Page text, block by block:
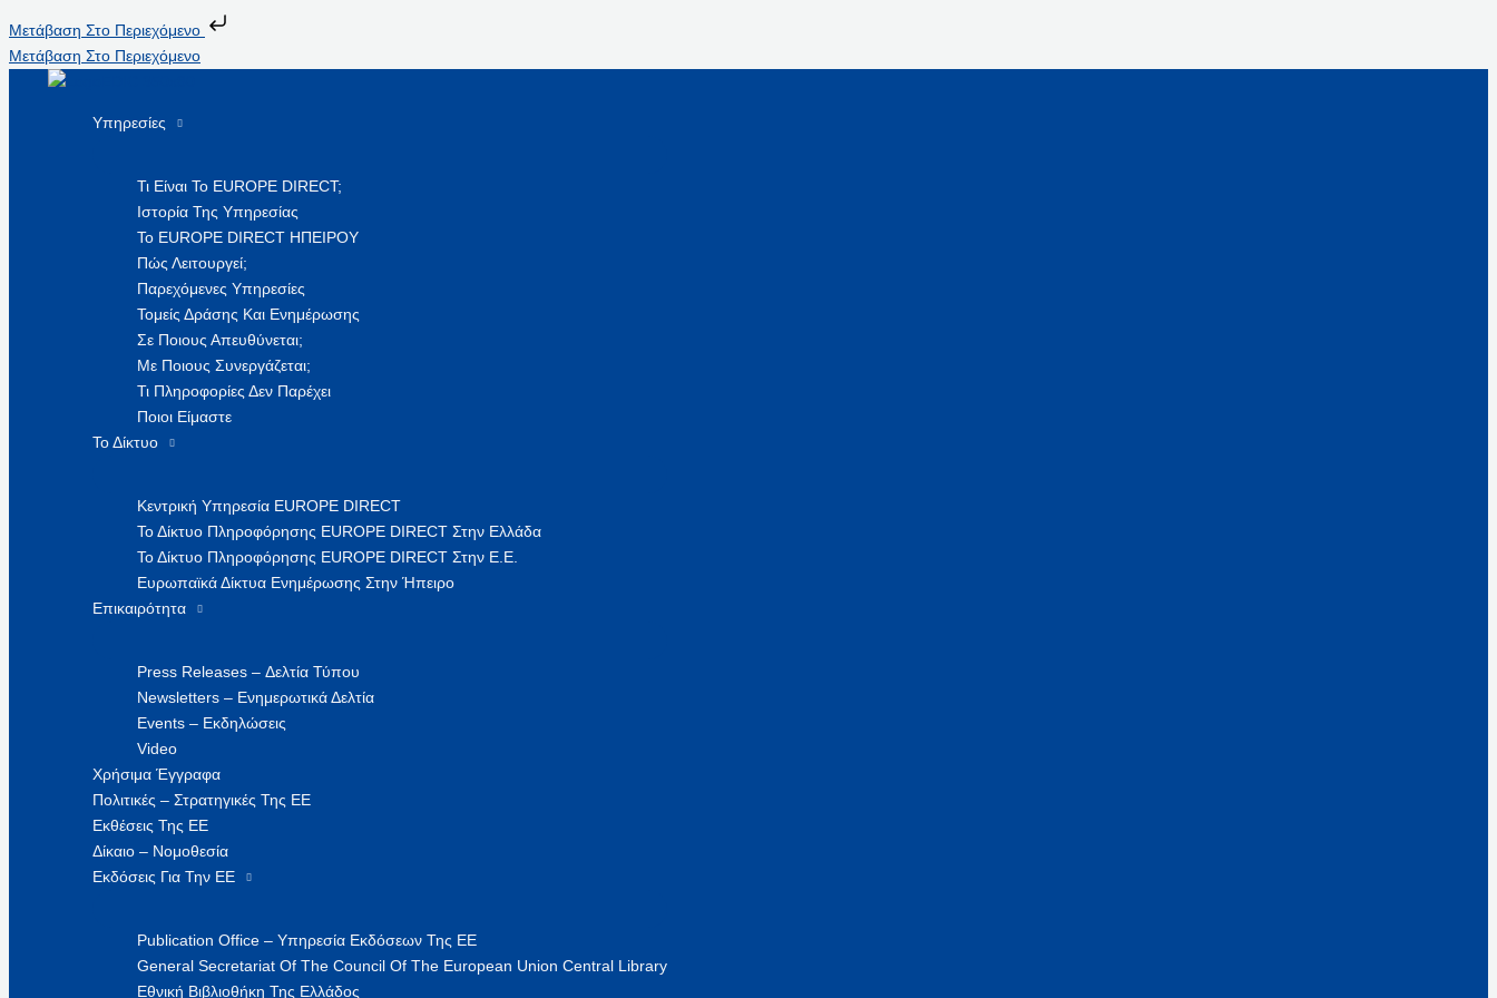
Μετάβαση Στο Περιεχόμενο
Μετάβαση Στο Περιεχόμενο
Υπηρεσίες
Τι Είναι Το EUROPE DIRECT;
Ιστορία Της Υπηρεσίας
Το EUROPE DIRECT ΗΠΕΙΡΟΥ
Πώς Λειτουργεί;
Παρεχόμενες Υπηρεσίες
Τομείς Δράσης Και Ενημέρωσης
Σε Ποιους Απευθύνεται;
Με Ποιους Συνεργάζεται;
Τι Πληροφορίες Δεν Παρέχει
Ποιοι Είμαστε
Το Δίκτυο
Κεντρική Υπηρεσία EUROPE DIRECT
Το Δίκτυο Πληροφόρησης EUROPE DIRECT Στην Ελλάδα
Το Δίκτυο Πληροφόρησης EUROPE DIRECT Στην Ε.Ε.
Ευρωπαϊκά Δίκτυα Ενημέρωσης Στην Ήπειρο
Επικαιρότητα
Press Releases – Δελτία Τύπου
Newsletters – Ενημερωτικά Δελτία
Events – Εκδηλώσεις
Video
Χρήσιμα Έγγραφα
Πολιτικές – Στρατηγικές Της ΕΕ
Εκθέσεις Της ΕΕ
Δίκαιο – Νομοθεσία
Εκδόσεις Για Την ΕΕ
Publication Office – Υπηρεσία Εκδόσεων Της ΕΕ
General Secretariat Of The Council Of The European Union Central Library
Εθνική Βιβλιοθήκη Της Ελλάδος